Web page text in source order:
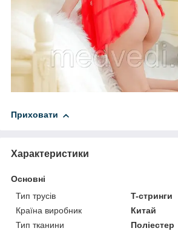
Приховати
Характеристики
Основні
Тип трусів
T-стринги
Країна виробник
Китай
Тип тканини
Поліестер